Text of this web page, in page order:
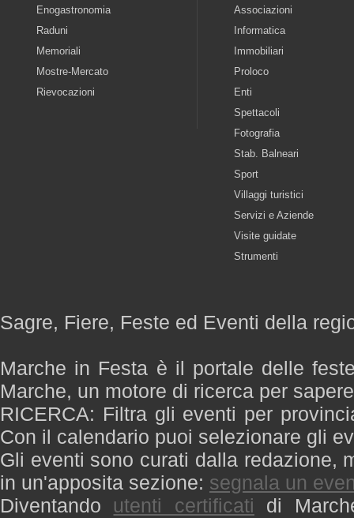
Enogastronomia
Raduni
Memoriali
Mostre-Mercato
Rievocazioni
Associazioni
Informatica
Immobiliari
Proloco
Enti
Spettacoli
Fotografia
Stab. Balneari
Sport
Villaggi turistici
Servizi e Aziende
Visite guidate
Strumenti
Sagre, Fiere, Feste ed Eventi della
Marche in Festa è il portale delle
Marche, un motore di ricerca per
RICERCA: Filtra gli eventi per
Con il calendario puoi selezionare gli
Gli eventi sono curati dalla redazione,
in un'apposita sezione: segnala un
Diventando utenti certificati di